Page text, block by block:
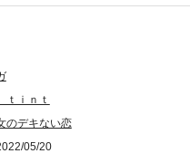
な美琴にも苦手分野が・・・それ
前に現れたのは、私生活も仕事も完
いの前でだけ「素」を見せる約束を
話目 笑顔の壁４話目 本音※分冊版
ｉｎｔ
のデキない恋
05/20